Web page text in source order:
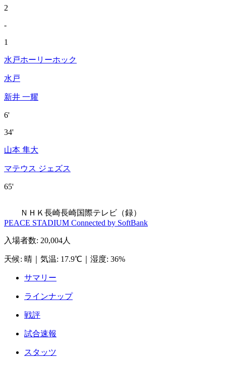
2
-
1
水戸ホーリーホック
水戸
新井 一耀
6'
34'
山本 隼大
マテウス ジェズス
65'
ＮＨＫ長崎長崎国際テレビ（録）
PEACE STADIUM Connected by SoftBank
入場者数: 20,004人
天候: 晴 気温: 17.9℃ 湿度: 36%
サマリー
ラインナップ
戦評
試合速報
スタッツ